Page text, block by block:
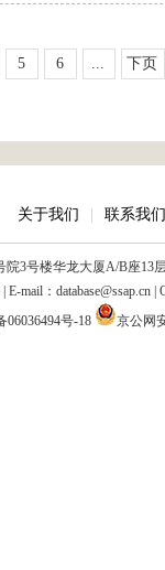
5 6 ... 下页
关于我们 联系我们
3号楼华龙大厦A/B座13
mail：database@ssap.cn
06036494号-18
京公网